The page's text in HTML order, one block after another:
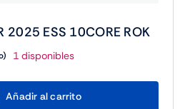
2025 ESS 10CORE ROK
1 disponibles
Fujitsu
WINSVR
Añadir al carrito